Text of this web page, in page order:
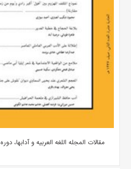
مقالات المجله اللغه العربیه و آدابها، دوره ۱۹، شماره ۱ منتشر شد